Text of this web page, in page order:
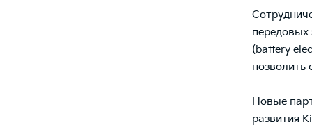
передовых
(battery
позволить
Новые
развития